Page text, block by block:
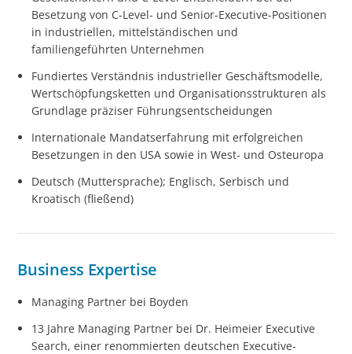
Besetzung von C-Level- und Senior-Executive-Positionen
in industriellen, mittelständischen und
familiengeführten Unternehmen
Fundiertes Verständnis industrieller Geschäftsmodelle,
Wertschöpfungsketten und Organisationsstrukturen als
Grundlage präziser Führungsentscheidungen
Internationale Mandatserfahrung mit erfolgreichen
Besetzungen in den USA sowie in West- und Osteuropa
Deutsch (Muttersprache); Englisch, Serbisch und
Kroatisch (fließend)
Business Expertise
Managing Partner bei Boyden
13 Jahre Managing Partner bei Dr. Heimeier Executive
Search, einer renommierten deutschen Executive-